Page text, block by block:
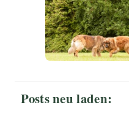
Posts neu laden: